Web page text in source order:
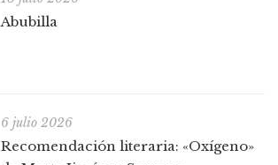
Abubilla
6 julio 2026
Recomendación literaria: «Oxígeno»